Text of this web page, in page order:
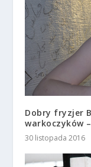
Dobry fryzjer
warkoczyków
30 listopada 2016